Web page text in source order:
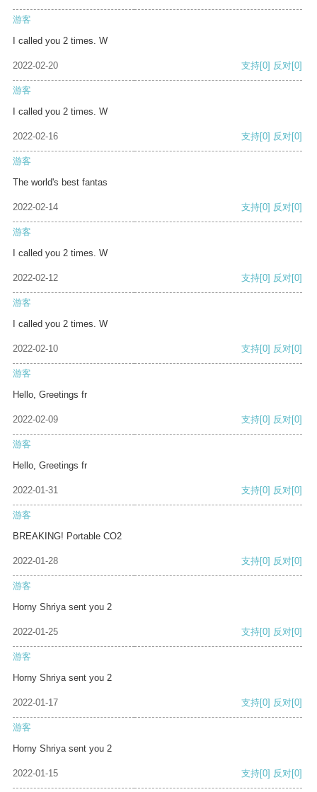
游客
I called you 2 times. W
2022-02-20 支持[0] 反对[0]
游客
I called you 2 times. W
2022-02-16 支持[0] 反对[0]
游客
The world's best fantas
2022-02-14 支持[0] 反对[0]
游客
I called you 2 times. W
2022-02-12 支持[0] 反对[0]
游客
I called you 2 times. W
2022-02-10 支持[0] 反对[0]
游客
Hello, Greetings fr
2022-02-09 支持[0] 反对[0]
游客
Hello, Greetings fr
2022-01-31 支持[0] 反对[0]
游客
BREAKING! Portable CO2
2022-01-28 支持[0] 反对[0]
游客
Horny Shriya sent you 2
2022-01-25 支持[0] 反对[0]
游客
Horny Shriya sent you 2
2022-01-17 支持[0] 反对[0]
游客
Horny Shriya sent you 2
2022-01-15 支持[0] 反对[0]